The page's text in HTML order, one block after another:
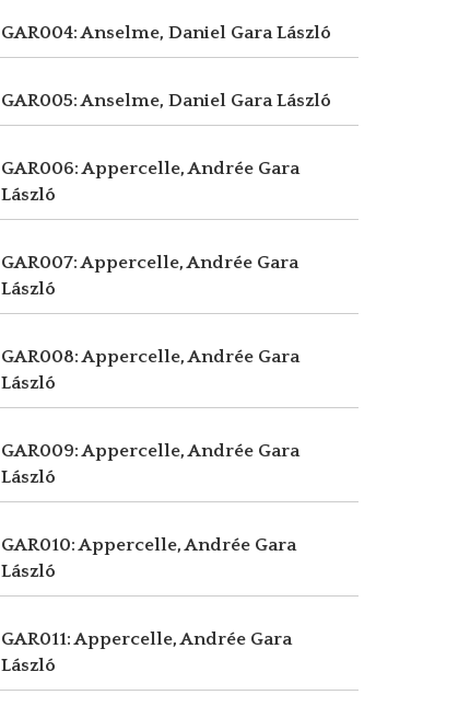
GAR004: Anselme, Daniel Gara László
GAR005: Anselme, Daniel Gara László
GAR006: Appercelle, Andrée Gara
László
GAR007: Appercelle, Andrée Gara
László
GAR008: Appercelle, Andrée Gara
László
GAR009: Appercelle, Andrée Gara
László
GAR010: Appercelle, Andrée Gara
László
GAR011: Appercelle, Andrée Gara
László